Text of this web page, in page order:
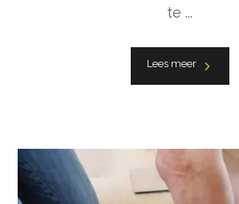
te ...
Lees meer